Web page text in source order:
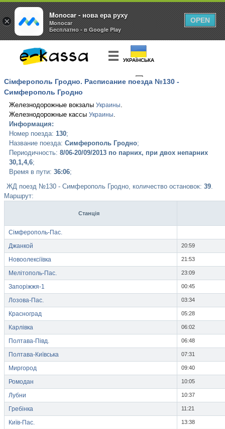
УКРАЇНСЬКА
Сімферополь Гродно. Расписание поезда №130 -
Симферополь Гродно
Железнодорожные вокзалы Украины.
Железнодорожные кассы Украины.
Информация:
Номер поезда: 130;
Название поезда: Симферополь Гродно;
Периодичность: 8/06-20/09/2013 по парних, при двох непарних
30,1,4,6;
Время в пути: 36:06;
ЖД поезд №130 - Симферополь Гродно, количество остановок: 39.
Маршрут:
Станція
Сімферополь-Пас.
Джанкой
20:59
Новоолексіївка 21:53
Мелітополь-Пас. 23:09
Запоріжжя-1 00:45
Лозова-Пас. 03:34
Красноград 05:28
Карлівка 06:02
Полтава-Півд. 06:48
Полтава-Київська 07:31
Миргород 09:40
Ромодан 10:05
Лубни 10:37
Гребінка 11:21
Київ-Пас. 13:38
×
Monocar - нова ера руху
Monocar
Бесплатно - в Google Play
OPEN